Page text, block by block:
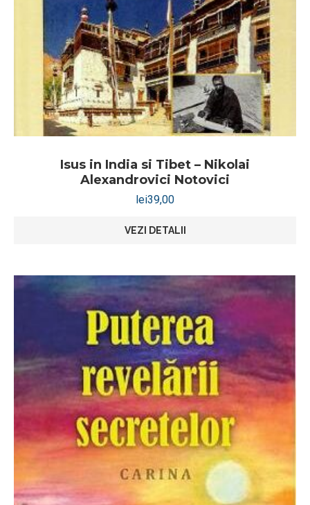
Isus in India si Tibet – Nikolai
Alexandrovici Notovici
lei39,00
VEZI DETALII